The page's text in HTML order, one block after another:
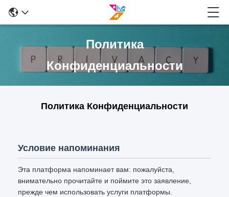
Политика
Конфиденциальности
Политика Конфиденциальности
Условие напоминания
Эта платформа напоминает вам: пожалуйста,
внимательно прочитайте и поймите это заявление,
прежде чем использовать услуги платформы.